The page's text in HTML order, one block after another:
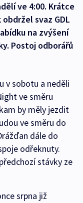
ve 4:00. Krátce
svaz GDL
na zvýšení
Postoj odborářů
v sobotu a neděli
ve směru
by měly jezdit
ve směru do
dále do
odřeknuty.
stávky ze
srpna již